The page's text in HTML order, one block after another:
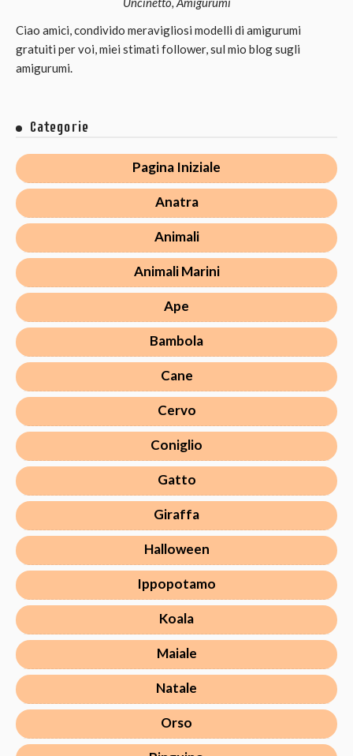
Ciao amici, condivido meravigliosi modelli di amigurumi
gratuiti per voi, miei stimati follower, sul mio blog sugli
amigurumi.
Categorie
Pagina Iniziale
Anatra
Animali
Animali Marini
Ape
Bambola
Cane
Cervo
Coniglio
Gatto
Giraffa
Halloween
Ippopotamo
Koala
Maiale
Natale
Orso